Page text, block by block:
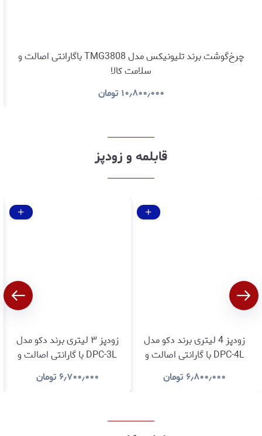
چرخ‌گوشت برند تلیونیکس مدل TMG3808 باگارانتی اصالت و
سلامت کالا
۱۰٫۸۰۰٫۰۰۰ تومان
قابلمه و زودپز
زودپز 4 لیتری برند دکو مدل
DPC-4L با گارانتی اصالت و
سلامت کالا
۶٫۸۰۰٫۰۰۰ تومان
زودپز ۳ لیتری برند دکو مدل
DPC-3L با گارانتی اصالت و
سلامت کالا
۶٫۷۰۰٫۰۰۰ تومان